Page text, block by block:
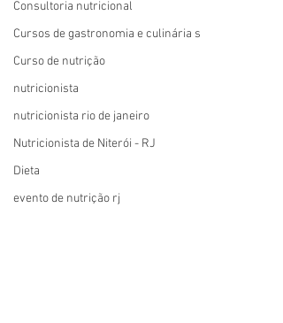
Consultoria nutricional
Cursos de gastronomia e culinária s
Curso de nutrição
nutricionista
nutricionista rio de janeiro
Nutricionista de Niterói - RJ
Dieta
evento de nutrição rj